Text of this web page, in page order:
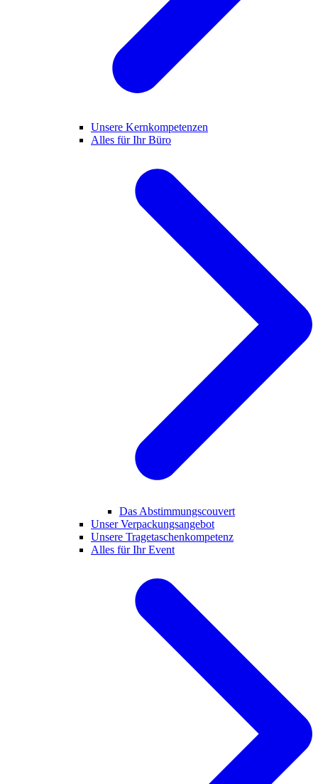
Unsere Kernkompetenzen
Alles für Ihr Büro
Das Abstimmungscouvert
Unser Verpackungsangebot
Unsere Tragetaschenkompetenz
Alles für Ihr Event